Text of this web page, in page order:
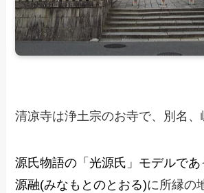
清凉寺は浄土宗のお寺で、別名、
源氏物語の「光源氏 」モデルで
源融(みなもとのとおる)に所縁の